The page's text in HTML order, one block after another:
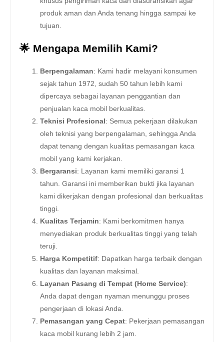
produk aman dan Anda tenang hingga sampai ke
tujuan.
🌟 Mengapa Memilih Kami?
Berpengalaman: Kami hadir melayani konsumen
sejak tahun 1972, sudah 50 tahun lebih kami
dipercaya sebagai layanan penggantian dan
penjualan kaca mobil berkualitas.
Teknisi Profesional : Semua pekerjaan dilakukan
oleh teknisi yang berpengalaman, sehingga Anda
dapat tenang dengan kualitas pemasangan kaca
mobil yang kami kerjakan.
Bergaransi: Layanan kami memiliki garansi 1
tahun. Garansi ini memberikan bukti jika layanan
kami dikerjakan dengan profesional dan berkualitas
tinggi.
Kualitas Terjamin: Kami berkomitmen hanya
menyediakan produk berkualitas tinggi yang telah
teruji.
Harga Kompetitif: Dapatkan harga terbaik dengan
kualitas dan layanan maksimal.
Layanan Pasang di Tempat (Home Service):
Anda dapat dengan nyaman menunggu proses
pengerjaan di lokasi Anda.
Pemasangan yang Cepat: Pekerjaan pemasangan
kaca mobil kurang lebih 2 jam.